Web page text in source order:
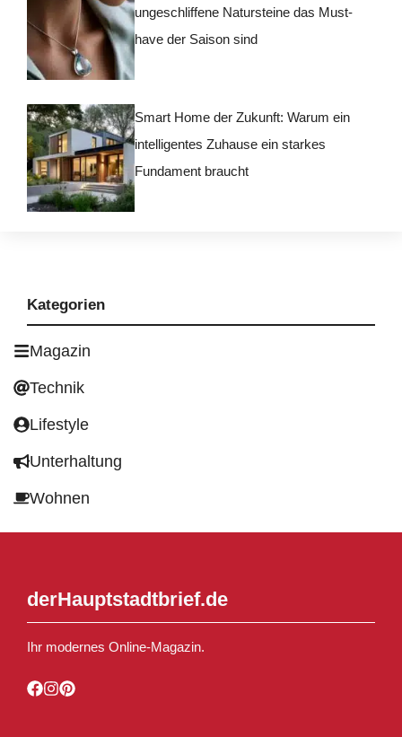
ungeschliffene Natursteine das Must-
have der Saison sind
Smart Home der Zukunft: Warum ein
intelligentes Zuhause ein starkes
Fundament braucht
Kategorien
Magazin
Technik
Lifestyle
Unterhaltung
Wohnen
derHauptstadtbrief.de
Ihr modernes Online-Magazin.